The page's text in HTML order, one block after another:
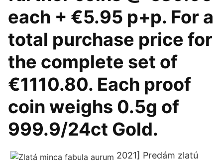
each + €5.95 p+p. For a
total purchase price for
the complete set of
€1110.80. Each proof
coin weighs 0.5g of
999.9/24ct Gold.
2021] Predám zlatú